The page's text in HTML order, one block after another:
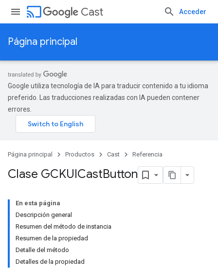
cast Cast Acceder
Página principal
Google utiliza tecnología de IA para traducir contenido a tu idioma
preferido. Las traducciones realizadas con IA pueden contener
errores.
Página principal Productos Cast Referencia
Clase GCKUICastButton
En esta página
Descripción general
Resumen del método de instancia
Resumen de la propiedad
Detalle del método
Detalles de la propiedad